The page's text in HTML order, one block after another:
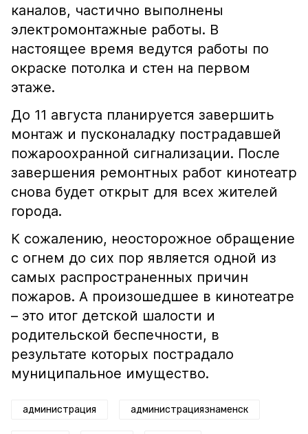
каналов, частично выполнены
электромонтажные работы. В
настоящее время ведутся работы по
окраске потолка и стен на первом
этаже.
До 11 августа планируется завершить
монтаж и пусконаладку пострадавшей
пожароохранной сигнализации. После
завершения ремонтных работ кинотеатр
снова будет открыт для всех жителей
города.
К сожалению, неосторожное обращение
с огнем до сих пор является одной из
самых распространенных причин
пожаров. А произошедшее в кинотеатре
– это итог детской шалости и
родительской беспечности, в
результате которых пострадало
муниципальное имущество.
администрация администрациязнаменск